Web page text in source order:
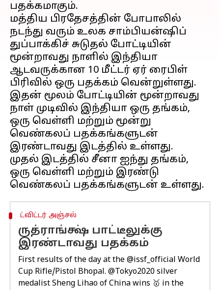
பதக்கமாகும்.
மத்திய பிரதேசத்தின் போபாலில்
நடந்து வரும் உலக சாம்பியன்ஷிப்
துப்பாக்கிச் சுடுதல் போட்டியின்
மூன்றாவது நாளில் இந்தியா
ஆடவருக்கான 10 மீட்டர் ஏர் ரைபிள்
பிரிவில் ஒரு பதக்கம் வென்றுள்ளது.
இதன் மூலம் போட்டியின் மூன்றாவது
நாள் முடிவில் இந்தியா ஒரு தங்கம்,
ஒரு வெள்ளி மற்றும் மூன்று
வெண்கலப் பதக்கங்களுடன்
இரண்டாவது இடத்தில் உள்ளது.
முதல் இடத்தில் சீனா ஐந்து தங்கம்,
ஒரு வெள்ளி மற்றும் இரண்டு
ட்விட்டர் அஞ்சல்
ருத்ராங்க்ஷ் பாட்டீலுக்கு
இரண்டாவது பதக்கம்
First results of the day at the @issf_official World
Cup Rifle/Pistol Bhopal. @Tokyo2020 silver
medalist Sheng Lihao of China wins 🥇 in the